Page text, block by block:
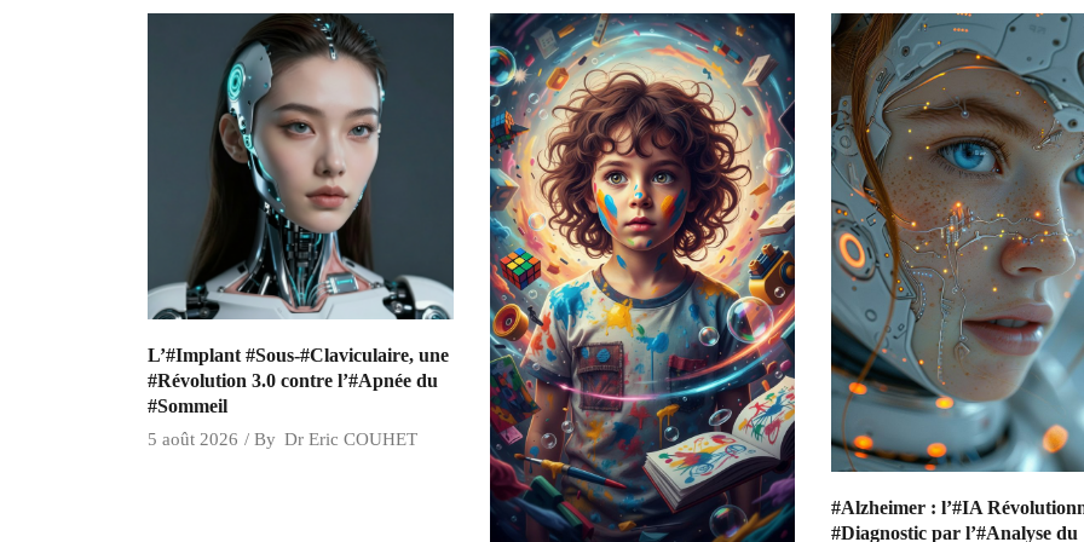
L’#Implant #Sous-#Claviculaire, une
#Révolution 3.0 contre l’#Apnée du
#Sommeil
5 août 2026 By Dr Eric COUHET
#Alzheimer : l’#IA
#Diagnostic par l’#Analyse du